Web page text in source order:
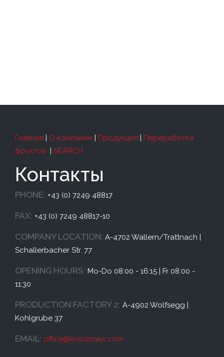
Главная | О компании | Продукция | Переработка
фруктов | SEARCH
Контакты
PHONE: +43 (0) 7249 48817
FAX: +43 (0) 7249 48817-10
COMPANY LOCATION: A-4702 Wallern/Trattnach |
Schallerbacher Str. 77
OPENING HOURS: Mo-Do 08:00 - 16:15 | Fr 08:00 -
11:30
PRODUCTION FACTORY 2: A-4902 Wolfsegg |
Kohlgrube 37
EMAIL: office@kreuzmayr.com